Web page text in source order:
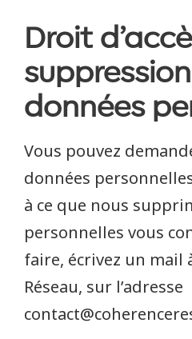
Droit
données
Vous pouvez
données
à ce que nous
personnelles vous
faire, écrivez un mail
Réseau, sur l’adresse